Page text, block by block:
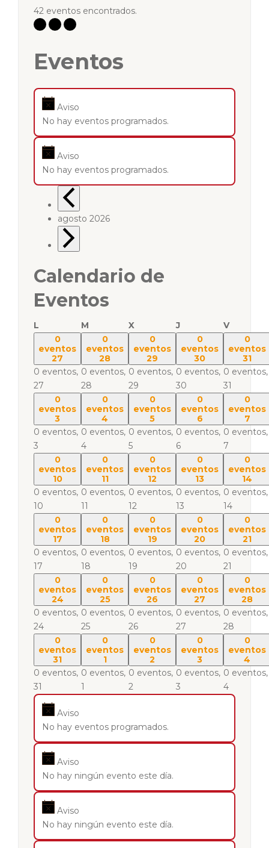
42 eventos encontrados.
Eventos
Aviso
No hay eventos programados.
Aviso
No hay eventos programados.
agosto 2026
Calendario de
Eventos
L M X J
V
0
eventos
27
0 eventos,
27
0
eventos
28
0 eventos,
28
0
eventos
29
0 eventos,
29
0
eventos
30
0 eventos,
30
0
eventos
31
0 eventos,
31
0
eventos
3
0 eventos,
3
0
eventos
4
0 eventos,
4
0
eventos
5
0 eventos,
5
0
eventos
6
0 eventos,
6
0
eventos
7
0 eventos,
7
0
eventos
10
0 eventos,
10
0
eventos
11
0 eventos,
11
0
eventos
12
0 eventos,
12
0
eventos
13
0 eventos,
13
0
eventos
14
0 eventos,
14
0
eventos
17
0 eventos,
17
0
eventos
18
0 eventos,
18
0
eventos
19
0 eventos,
19
0
eventos
20
0 eventos,
20
0
eventos
21
0 eventos,
21
0
eventos
24
0 eventos,
24
0
eventos
25
0 eventos,
25
0
eventos
26
0 eventos,
26
0
eventos
27
0 eventos,
27
0
eventos
28
0 eventos,
28
0
eventos
31
0 eventos,
31
0
eventos
1
0 eventos,
1
0
eventos
2
0 eventos,
2
0
eventos
3
0 eventos,
3
0
eventos
4
0 eventos,
4
Aviso
No hay eventos programados.
Aviso
No hay ningún evento este día.
Aviso
No hay ningún evento este día.